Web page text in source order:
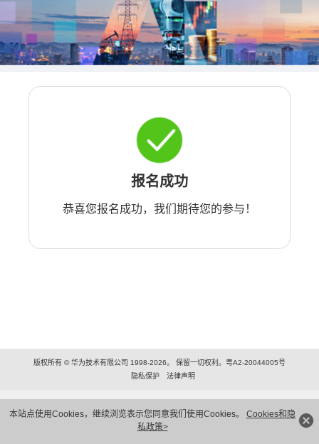
本站点使用Cookies，继续浏览表示您同意我们使用Cookies。 Cookies和隐
私政策>
报名成功
恭喜您报名成功，我们期待您的参与！
版权所有 © 华为技术有限公司 1998-2026。 保留一切权利。粤A2-20044005号
隐私保护
法律声明